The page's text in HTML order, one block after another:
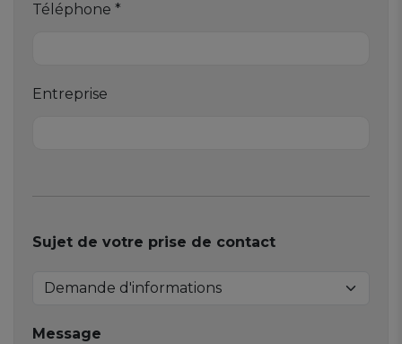
Téléphone *
Entreprise
Sujet de votre prise de contact
Message